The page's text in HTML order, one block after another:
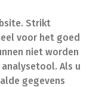
Strikt
voor het goed
niet worden
Als u
gegevens
van nood
vragen